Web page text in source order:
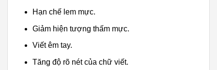
Hạn chế lem mực.
Giảm hiện tượng thấm mực.
Viết êm tay.
Tăng độ rõ nét của chữ viết.